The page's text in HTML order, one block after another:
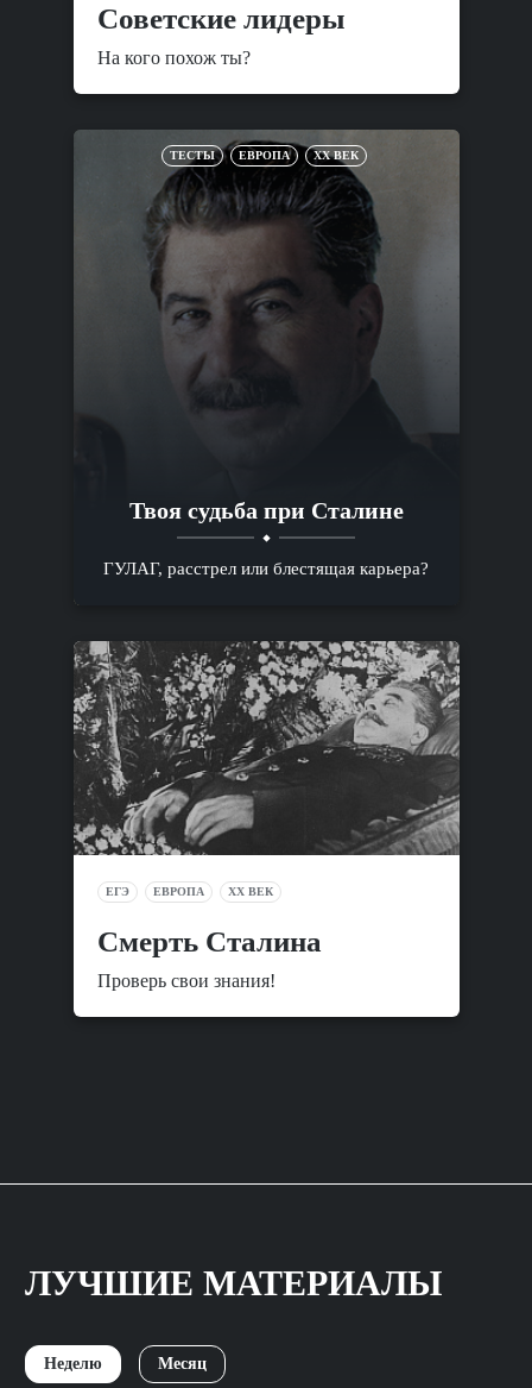
Советские лидеры
На кого похож ты?
ТЕСТЫ ЕВРОПА XX ВЕК
Твоя судьба при Сталине
ГУЛАГ, расстрел или блестящая карьера?
ЕГЭ ЕВРОПА XX ВЕК
Смерть Сталина
Проверь свои знания!
ЛУЧШИЕ МАТЕРИАЛЫ
Неделю Месяц